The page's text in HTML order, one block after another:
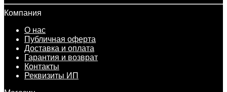
Компания
О нас
Публичная оферта
Доставка и оплата
Гарантия и возврат
Контакты
Реквизиты ИП